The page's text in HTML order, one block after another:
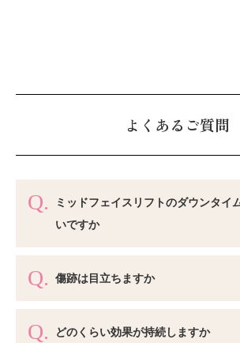
よくあるご質問
ミッドフェイスリフトのダウンタイ
いですか
傷跡は目立ちますか
どのくらい効果が持続しますか